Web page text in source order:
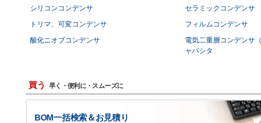
シリコンコンデンサ セラミックコンデンサ
トリマ、可変コンデンサ
フィルムコンデンサ
酸化ニオブコンデンサ
電気二重層コンデンサ
ャパシタ
買う 早く・便利に・スムーズに
BOM一括検索＆お見積り